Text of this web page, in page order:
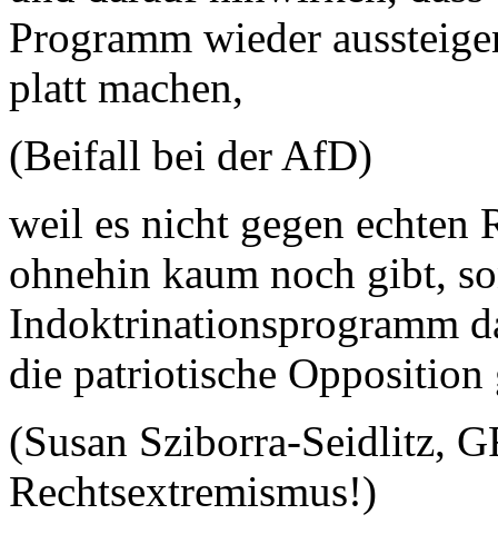
Programm wieder
platt machen,
(Beifall bei der AfD)
weil es nicht gegen echten
ohnehin kaum noch gibt,
Indoktrinationsprogramm
die patriotische
(Susan Sziborra-Seidlitz,
Rechtsextremismus!)